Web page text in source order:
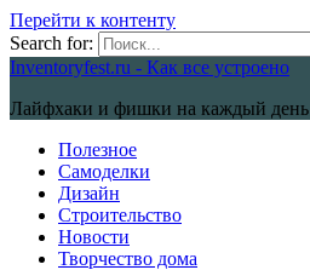
Перейти к контенту
Search for:
Inventoryfest.ru - Как все устроено
Лайфхаки и фишки на каждый день
Полезное
Самоделки
Дизайн
Строительство
Новости
Творчество дома